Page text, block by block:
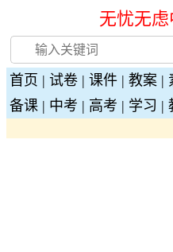
无忧无
首页 | 试卷 | 课件 | 教案 |
备课 | 中考 | 高考 | 学习 |